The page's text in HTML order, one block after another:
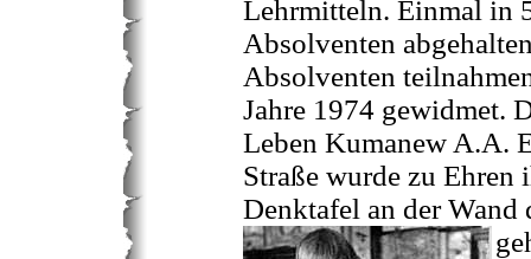
Lehrmitteln. Einmal in
Absolventen
Absolventen
Jahre 1974 gewidmet.
Leben Kumanew A.A.
Straße wurde zu Ehren
Denktafel an der Wand